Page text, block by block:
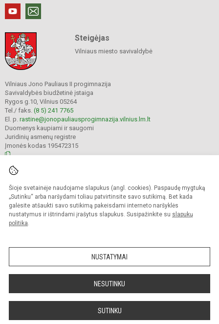
Šioje svetainėje naudojame slapukus (angl. cookies). Paspaudę mygtuką
„Sutinku“ arba naršydami toliau patvirtinsite savo sutikimą. Bet kada
galėsite atšaukti savo sutikimą pakeisdami interneto naršyklės
nustatymus ir ištrindami įrašytus slapukus. Susipažinkite su slapukų
politika.
NUSTATYMAI
NESUTINKU
SUTINKU
Steigėjas
Vilniaus miesto savivaldybė
Vilniaus Jono Pauliaus II progimnazija
Savivaldybės biudžetinė įstaiga
Rygos g.10, Vilnius 05264
Tel./ faks. (8 5) 241 7765
El. p. rastine@jonopauliausprogimnazija.vilnius.lm.lt
Duomenys kaupiami ir saugomi
Juridinių asmenų registre
Įmonės kodas 195472315
Kopijuoti turinį be raštiško įstaigos administracijos sutikimo griežtai draudžiama.
Prieinamumo paraiška Slapukų politika
Sumanus būdas atnaujinti